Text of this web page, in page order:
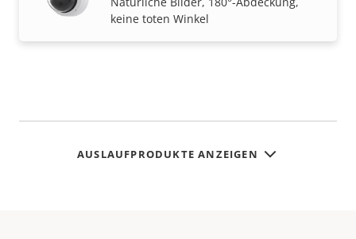
keine toten Winkel
AUSLAUFPRODUKTE ANZEIGEN